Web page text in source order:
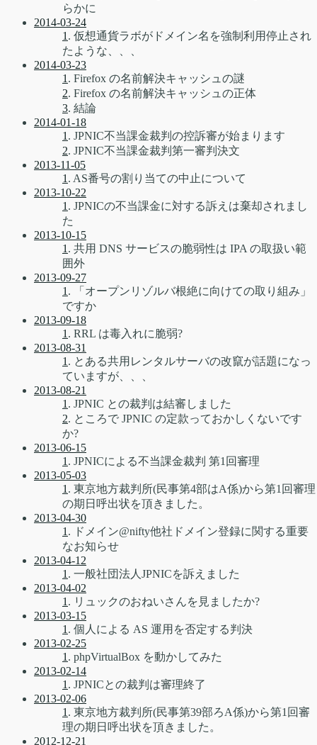
らかに
2014-03-24
1 . 仮想通貨ラボがドメイン名を強制利用停止され
たような、、、
2014-03-23
1 . Firefox の名前解決キャッシュの謎
2. Firefox の名前解決キャッシュの正体
3. 結論
2014-01-18
1 . JPNIC不当課金裁判の控訴審が始まります
2. JPNIC不当課金裁判第一審判決文
2013-11-05
1 . AS番号の割り当ての中止について
2013-10-22
1 . JPNICの不当課金に対する訴えは棄却されまし
た
2013-10-15
1 . 共用 DNS サービスの脆弱性は IPA の取扱い範
囲外
2013-09-27
1 . 「オープンリゾルバ根絶に向けての取り組み」
ですか
2013-09-18
1 . RRL は毒入れに脆弱?
2013-08-31
1 . とある共用レンタルサーバの改竄が話題になっ
ていますが、、、
2013-08-21
1 . JPNIC との裁判は結審しました
2. ところで JPNIC の定款っておかしくないです
か?
2013-06-15
1 . JPNICによる不当課金裁判 第1回審理
2013-05-03
1 . 東京地方裁判所(民事第4部はA係)から第1回審理
の期日呼出状を頂きました。
2013-04-30
1 . ドメイン@nifty他社ドメイン登録に関する重要
なお知らせ
2013-04-12
1 . 一般社団法人JPNICを訴えました
2013-04-02
1 . リュックのおねいさんを見ましたか?
2013-03-15
1 . 個人による AS 運用を否定する判決
2013-02-25
1 . phpVirtualBox を動かしてみた
2013-02-14
1 . JPNICとの裁判は審理終了
2013-02-06
1 . 東京地方裁判所(民事第39部ろA係)から第1回審
理の期日呼出状を頂きました。
2012-12-21